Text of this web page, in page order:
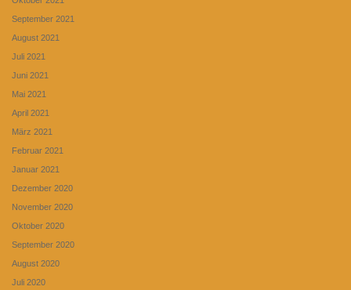
September 2021
August 2021
Juli 2021
Juni 2021
Mai 2021
April 2021
März 2021
Februar 2021
Januar 2021
Dezember 2020
November 2020
Oktober 2020
September 2020
August 2020
Juli 2020